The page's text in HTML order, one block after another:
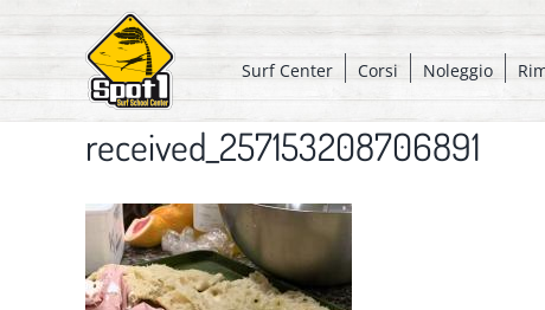
contenuto
Surf Center Corsi Noleggio
received_257153208706891